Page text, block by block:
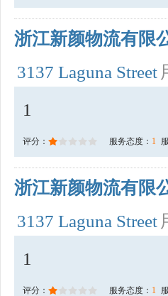
浙江新颜物流有限
3137 Laguna Street
1
评分： 服务态度： 1
浙江新颜物流有限
3137 Laguna Street
1
评分： 服务态度： 1